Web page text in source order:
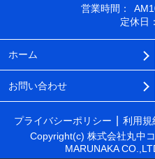
営業時間：
定休日：
ホーム
お問い合わせ
プライバシーポリシー 利用規
Copyright(c) 株式会社丸中
MARUNAKA